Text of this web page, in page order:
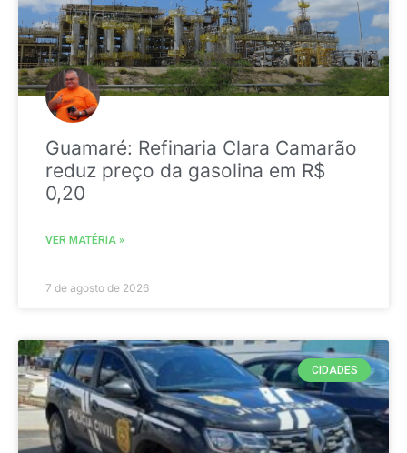
Guamaré: Refinaria Clara Camarão
reduz preço da gasolina em R$
0,20
VER MATÉRIA »
7 de agosto de 2026
CIDADES